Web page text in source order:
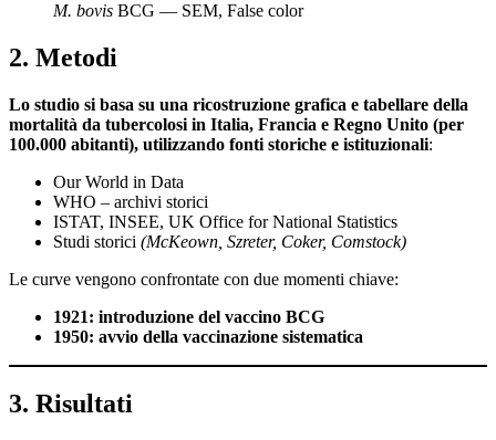
M. bovis BCG — SEM, False color
2. Metodi
Lo studio si basa su una ricostruzione grafica e tabellare della
mortalità da tubercolosi in Italia, Francia e Regno Unito (per
100.000 abitanti), utilizzando fonti storiche e istituzionali:
Our World in Data
WHO – archivi storici
ISTAT, INSEE, UK Office for National Statistics
Studi storici (McKeown, Szreter, Coker, Comstock)
Le curve vengono confrontate con due momenti chiave:
1921: introduzione del vaccino BCG
1950: avvio della vaccinazione sistematica
3. Risultati